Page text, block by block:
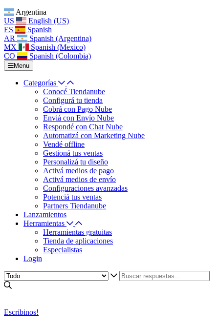
Argentina
US
English (US)
ES
Spanish
AR
Spanish (Argentina)
MX
Spanish (Mexico)
CO
Spanish (Colombia)
Menu
Categorías
Conocé Tiendanube
Configurá tu tienda
Cobrá con Pago Nube
Enviá con Envío Nube
Respondé con Chat Nube
Automatizá con Marketing Nube
Vendé offline
Gestioná tus ventas
Personalizá tu diseño
Activá medios de pago
Activá medios de envío
Configuraciones avanzadas
Potenciá tus ventas
Partners Tiendanube
Lanzamientos
Herramientas
Herramientas gratuitas
Tienda de aplicaciones
Especialistas
Login
Escribinos!